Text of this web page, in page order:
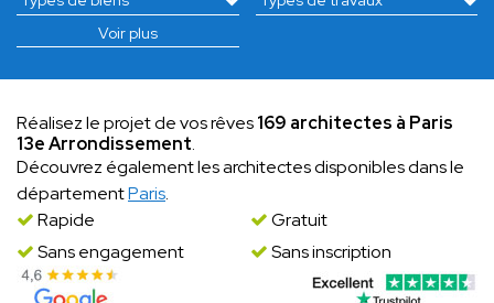
Voir plus
Réalisez le projet de vos rêves169 architectes à Paris
13e Arrondissement.
Découvrez également les architectes disponibles dans le
départementParis.
Rapide
Gratuit
Sans engagement
Sans inscription